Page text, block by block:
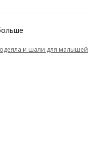
и шали для малышей